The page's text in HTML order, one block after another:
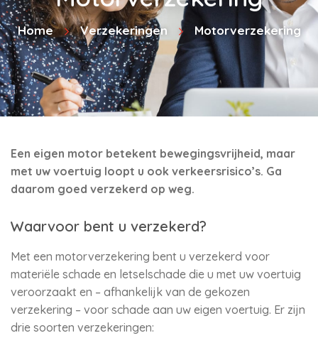
Home Verzekeringen Motorverzekering
Een eigen motor betekent bewegingsvrijheid, maar
met uw voertuig loopt u ook verkeersrisico’s. Ga
daarom goed verzekerd op weg.
Waarvoor bent u verzekerd?
Met een motorverzekering bent u verzekerd voor
materiële schade en letselschade die u met uw voertuig
veroorzaakt en – afhankelijk van de gekozen
verzekering – voor schade aan uw eigen voertuig. Er zijn
drie soorten verzekeringen: